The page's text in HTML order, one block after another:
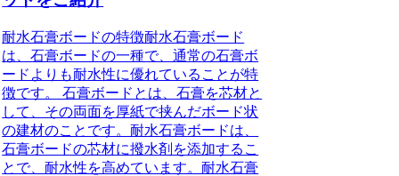
耐水石膏ボードの特徴耐水石膏ボード
は、石膏ボードの一種で、通常の石膏ボ
ードよりも耐水性に優れていることが特
徴です。 石膏ボードとは、石膏を芯材と
して、その両面を厚紙で挟んだボード状
の建材のことです。耐水石膏ボードは、
石膏ボードの芯材に撥水剤を添加するこ
とで、耐水性を高めています。耐水石膏